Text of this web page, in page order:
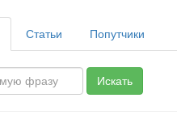
Статьи Попутчики
Искать